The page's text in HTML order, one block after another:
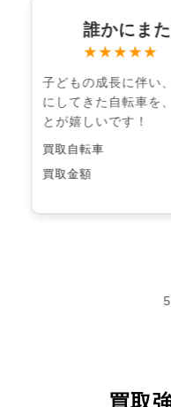
誰かにま
★★★★★
子どもの成長に伴い
にしてきた自転車を
とが嬉しいです！
買取自転車
買取金額
買取